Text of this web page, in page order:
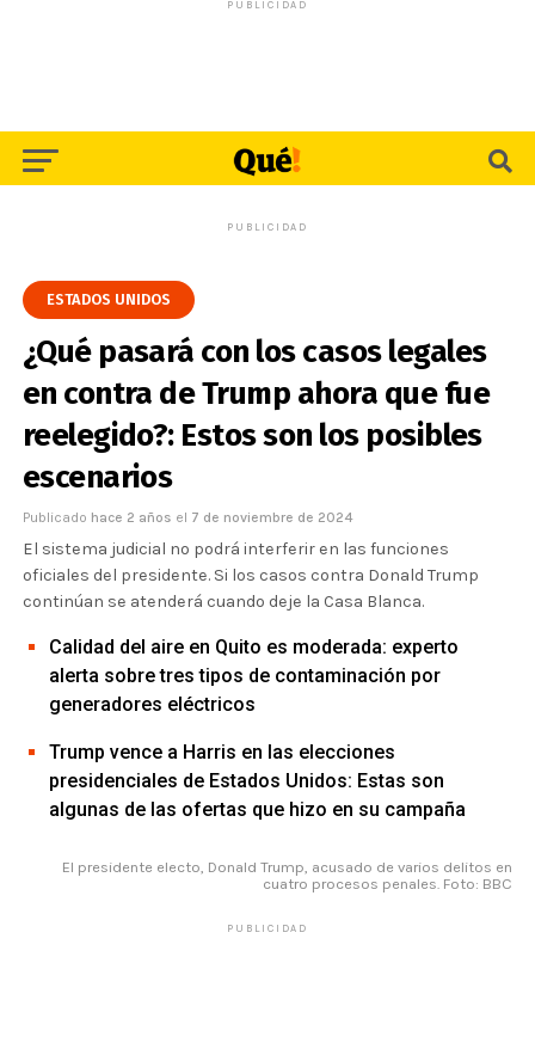
PUBLICIDAD
PUBLICIDAD
ESTADOS UNIDOS
¿Qué pasará con los casos legales
en contra de Trump ahora que fue
reelegido?: Estos son los posibles
escenarios
Publicado hace 2 años el 7 de noviembre de 2024
El sistema judicial no podrá interferir en las funciones
oficiales del presidente. Si los casos contra Donald Trump
continúan se atenderá cuando deje la Casa Blanca.
Calidad del aire en Quito es moderada: experto
alerta sobre tres tipos de contaminación por
generadores eléctricos
Trump vence a Harris en las elecciones
presidenciales de Estados Unidos: Estas son
algunas de las ofertas que hizo en su campaña
El presidente electo, Donald Trump, acusado de varios delitos en
cuatro procesos penales. Foto: BBC
PUBLICIDAD